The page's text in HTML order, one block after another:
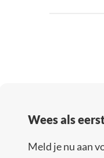
Wees als
Meld je nu aan